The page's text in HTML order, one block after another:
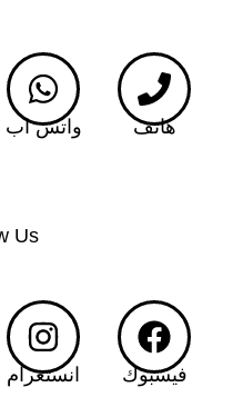
فيسبوك انستغرام
Us
هاتف واتس اب